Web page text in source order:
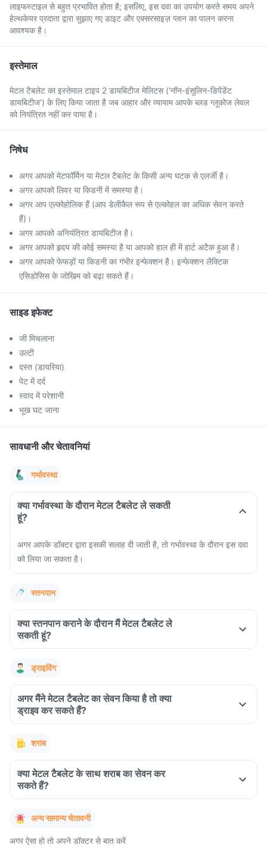
लाइफस्टाइल से बहुत प्रभावित होता है; इसलिए, इस दवा का उपयोग करते समय अपने
हेल्थकेयर प्रदाता द्वारा सुझाए गए डाइट और एक्सरसाइज़ प्लान का पालन करना
आवश्यक है।
इस्तेमाल
मेटल टैबलेट का इस्तेमाल टाइप 2 डायबिटीज मेलिटस ('नॉन-इंसुलिन-डिपेंडेंट
डायबिटीज') के लिए किया जाता है जब आहार और व्यायाम आपके ब्लड ग्लूकोज लेवल
को नियंत्रित नहीं कर पाया है।
निषेध
अगर आपको मेटफॉर्मिन या मेटल टैबलेट के किसी अन्य घटक से एलर्जी है।
अगर आपको लिवर या किडनी में समस्या है।
अगर आप एल्कोहोलिक हैं (आप डेलीकैल रूप से एल्कोहल का अधिक सेवन करते
हैं)।
अगर आपको अनियंत्रित डायबिटीज है।
अगर आपको हृदय की कोई समस्या है या आपको हाल ही में हार्ट अटैक हुआ है।
अगर आपको फेफड़ों या किडनी का गंभीर इन्फेक्शन है। इन्फेक्शन लैक्टिक
एसिडोसिस के जोखिम को बढ़ा सकते हैं।
साइड इफेक्ट
जी मिचलाना
उल्टी
दस्त (डायरिया)
पेट में दर्द
स्वाद में परेशानी
भूख घट जाना
सावधानी और चेतावनियां
गर्भावस्था
क्या गर्भावस्था के दौरान मेटल टैबलेट ले सकती
हूं?
अगर आपके डॉक्टर द्वारा इसकी सलाह दी जाती है, तो गर्भावस्था के दौरान इस दवा
को लिया जा सकता है।
स्तनपान
क्या स्तनपान कराने के दौरान मैं मेटल टैबलेट ले
सकती हूं?
ड्राइविंग
अगर मैंने मेटल टैबलेट का सेवन किया है तो क्या
ड्राइव कर सकते हैं?
शराब
क्या मेटल टैबलेट के साथ शराब का सेवन कर
सकते हैं?
अन्य सामान्य चेतावनी
अगर ऐसा हो तो अपने डॉक्टर से बात करें